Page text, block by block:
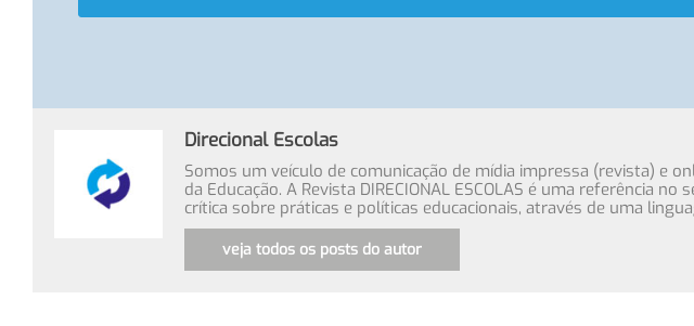
Direcional Escolas
Somos um veículo de comunicação de mídia impressa (revista) e
da Educação. A Revista DIRECIONAL ESCOLAS é uma referência
crítica sobre práticas e políticas educacionais, através de uma
veja todos os posts do autor